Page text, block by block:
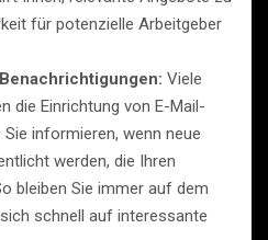
für potenzielle Arbeitgeber
Viele
die Einrichtung von E-Mail-
informieren, wenn neue
werden, die Ihren
bleiben Sie immer auf dem
schnell auf interessante